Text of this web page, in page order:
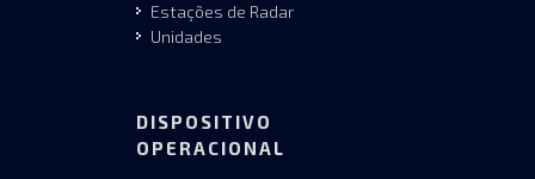
Estações de Radar
Unidades
DISPOSITIVO
OPERACIONAL